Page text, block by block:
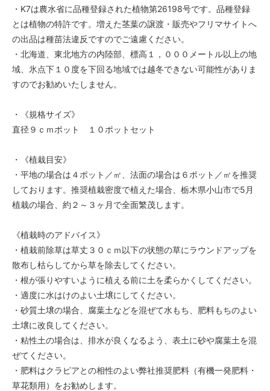
・K7は農水省に品種登録された植物第26198号です。品種登録
とは植物の特許です。増えた茎葉の譲渡・販売やフリマサイトへ
の出品は種苗法違反ですのでご遠慮ください。
・北海道、東北地方の内陸部、標高１，０００メートル以上の地
域、氷点下１０度を下回る地域では越冬できない可能性がありま
すのでお勧めいたしません。
・《規格サイズ》
直径９ｃｍポット １０ポットセット
・《植栽目安》
・平地の場合は４ポット／㎡、法面の場合は６ポット／㎡を推奨
しております。推奨植栽密度で植えた場合、栃木県小山市で5月
植栽の場合、約２～３ヶ月で全面繁茂します。
《植栽時のアドバイス》
・植栽前除草は草丈３０ｃｍ以下の状態の草にラウンドアップを
散布し枯らしてから草を除去してください。
・根が張りやすいように植える前に土を柔らかくしてください。
・適度に水はけのよい土壌にしてください。
・砂質土壌の場合、腐葉土などを混ぜて水もち、肥料もちのよい
土壌に改良してください。
・粘性土の場合は、排水が良くなるよう、表土に砂や腐葉土を混
ぜてください。
・肥料はクラピアとの相性のよい弊社推奨肥料（有機一発肥料・
草花類用）をお勧めします。